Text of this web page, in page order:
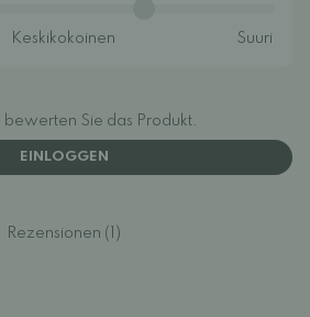
bewerten Sie das Produkt.
EINLOGGEN
Rezensionen (1)